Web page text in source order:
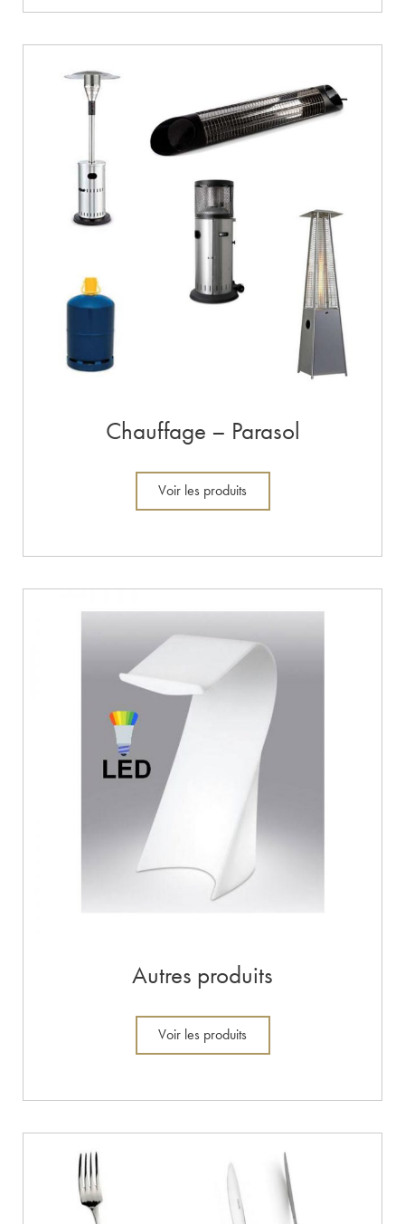
Chauffage – Parasol
Voir les produits
Autres produits
Voir les produits